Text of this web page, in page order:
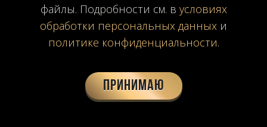
2.2. Эстетика и применение
Чёрный гранит — символ элегантности,
контраст с белыми фасадами кухонь,
идеально вписывается вминимализм, хай-
файлы. Подробности см. в условиях
обработки персональных данных и
политике конфиденциальности.
Принимаю